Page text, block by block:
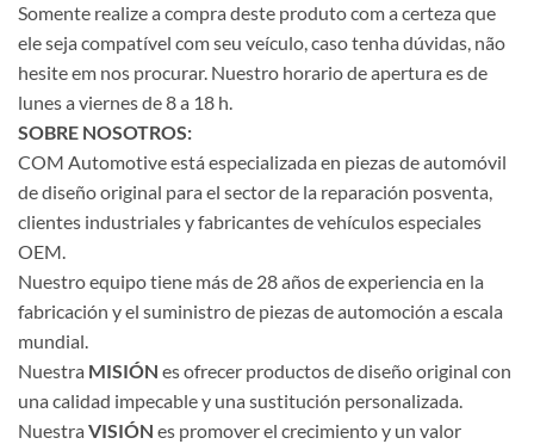
Somente realize a compra deste produto com a certeza que
ele seja compatível com seu veículo, caso tenha dúvidas, não
hesite em nos procurar. Nuestro horario de apertura es de
lunes a viernes de 8 a 18 h.
SOBRE NOSOTROS:
COM Automotive está especializada en piezas de automóvil
de diseño original para el sector de la reparación posventa,
clientes industriales y fabricantes de vehículos especiales
OEM.
Nuestro equipo tiene más de 28 años de experiencia en la
fabricación y el suministro de piezas de automoción a escala
mundial.
Nuestra MISIÓN es ofrecer productos de diseño original con
una calidad impecable y una sustitución personalizada.
Nuestra VISIÓN es promover el crecimiento y un valor